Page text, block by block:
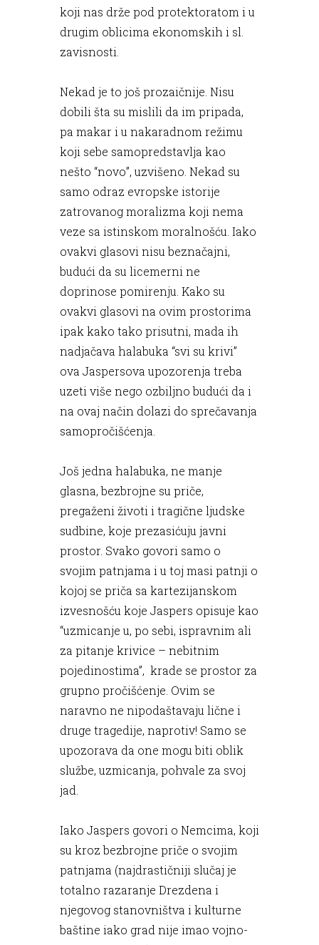
koji nas drže pod protektoratom i u
drugim oblicima ekonomskih i sl.
zavisnosti.
Nekad je to još prozaičnije. Nisu
dobili šta su mislili da im pripada,
pa makar i u nakaradnom režimu
koji sebe samopredstavlja kao
nešto “novo”, uzvišeno. Nekad su
samo odraz evropske istorije
zatrovanog moralizma koji nema
veze sa istinskom moralnošću. Iako
ovakvi glasovi nisu beznačajni,
budući da su licemerni ne
doprinose pomirenju. Kako su
ovakvi glasovi na ovim prostorima
ipak kako tako prisutni, mada ih
nadjačava halabuka “svi su krivi”
ova Jaspersova upozorenja treba
uzeti više nego ozbiljno budući da i
na ovaj način dolazi do sprečavanja
samopročišćenja.
Još jedna halabuka, ne manje
glasna, bezbrojne su priče,
pregaženi životi i tragične ljudske
sudbine, koje prezasićuju javni
prostor. Svako govori samo o
svojim patnjama i u toj masi patnji o
kojoj se priča sa kartezijanskom
izvesnošću koje Jaspers opisuje kao
“uzmicanje u, po sebi, ispravnim ali
za pitanje krivice – nebitnim
pojedinostima”, krade se prostor za
grupno pročišćenje. Ovim se
naravno ne nipodaštavaju lične i
druge tragedije, naprotiv! Samo se
upozorava da one mogu biti oblik
službe, uzmicanja, pohvale za svoj
jad.
Iako Jaspers govori o Nemcima, koji
su kroz bezbrojne priče o svojim
patnjama (najdrastičniji slučaj je
totalno razaranje Drezdena i
njegovog stanovništva i kulturne
baštine iako grad nije imao vojno-